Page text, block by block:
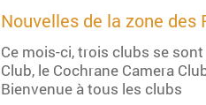
Nouvelles de la zone des
Ce mois-ci, trois clubs se
Club, le Cochrane Camera
Bienvenue à tous les clubs